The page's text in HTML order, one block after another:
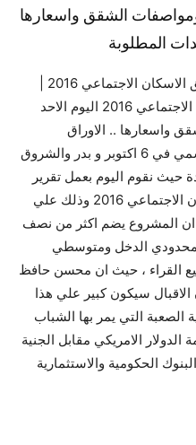
الشقق واسعارها
المطلوبة
طريقة حجز وحدات شقق الاسكان الاجتماعي 2016 اليوم الاحد
الشقق واسعارها .. الاوراق
والمستندات المطلوبة الموقع الرسمي في 6 اكتوبر و بدر والشروق
حيث نقوم اليوم بعمل تقرير
مفصل لتفاصيل حجز شقق الاسكان الاجتماعي 2016 وذلك علي
المشروع يضم اكثر من نصف
الدخل ومتوسطي
القراء ، حيث ان محسن حافظ
الاقبال سيكون كبير علي هذا
التي يمر بها الشباب
الامريكي مقابل الجنية
الحكومية والاستثمارية